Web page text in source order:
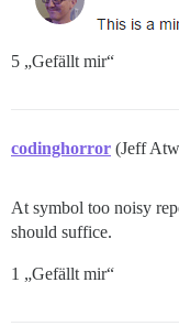
5 „Gefällt mir“
codinghorror (Jeff
At symbol too noisy
should suffice.
1 „Gefällt mir“